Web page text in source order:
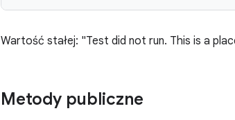
Wartość stałej: "Test did not run. This is a
Metody publiczne